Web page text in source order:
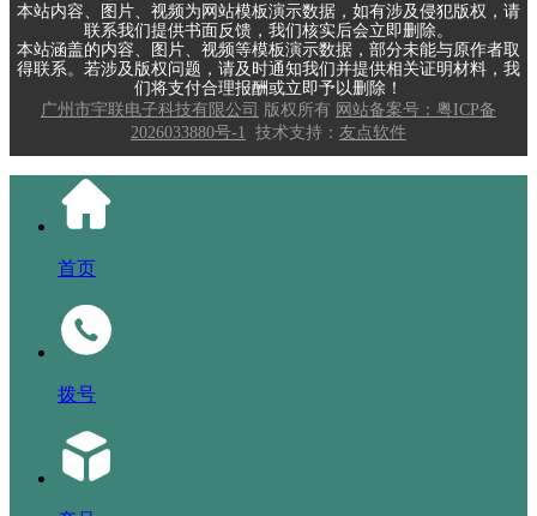
本站内容、图片、视频为网站模板演示数据，如有涉及侵犯版权，请
联系我们提供书面反馈，我们核实后会立即删除。
本站涵盖的内容、图片、视频等模板演示数据，部分未能与原作者取
得联系。若涉及版权问题，请及时通知我们并提供相关证明材料，我
们将支付合理报酬或立即予以删除！
广州市宇联电子科技有限公司 版权所有 网站备案号：粤ICP备
2026033880号-1
技术支持： 友点软件
首页
拨号